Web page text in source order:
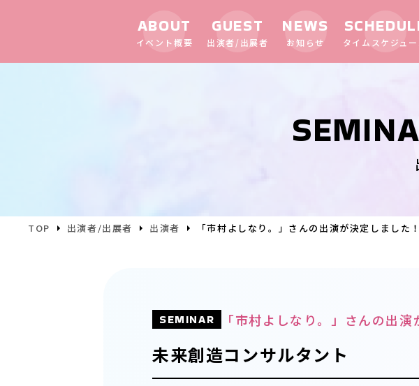
ABOUT
イベント概要
GUEST
出演者/出展者
NEWS
お知らせ タイムスケジュー
TOP 出演者/出展者 出演者 「市村よしなり。」さんの出演が決定しました！
SEMINAR 「市村よしなり。」さんの出演
未来創造コンサルタント